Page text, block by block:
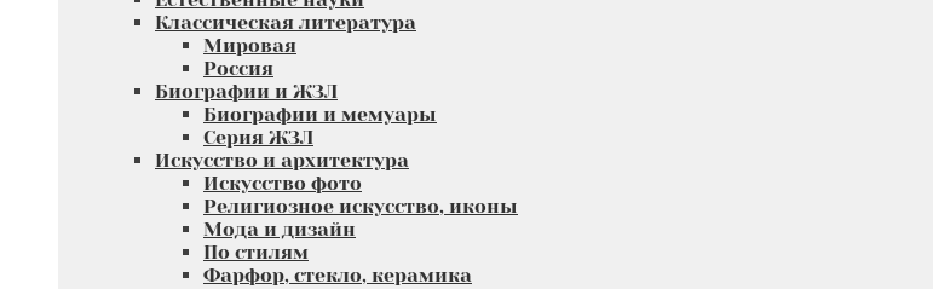
Классическая литература
Мировая
Россия
Биографии и ЖЗЛ
Биографии и мемуары
Серия ЖЗЛ
Искусство и архитектура
Искусство фото
Религиозное искусство, иконы
Мода и дизайн
По стилям
Фарфор, стекло, керамика